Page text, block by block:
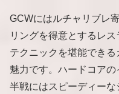
GCWにはルチャリブレ
リングを得意とするレ
テクニックを堪能でき
魅力です。ハードコア
半戦にはスピーディー